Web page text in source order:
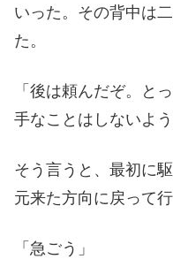
いった。その背中は
た。
「後は頼んだぞ。と
手なことはしないよう
そう言うと、最初に
元来た方向に戻って行
「急ごう」